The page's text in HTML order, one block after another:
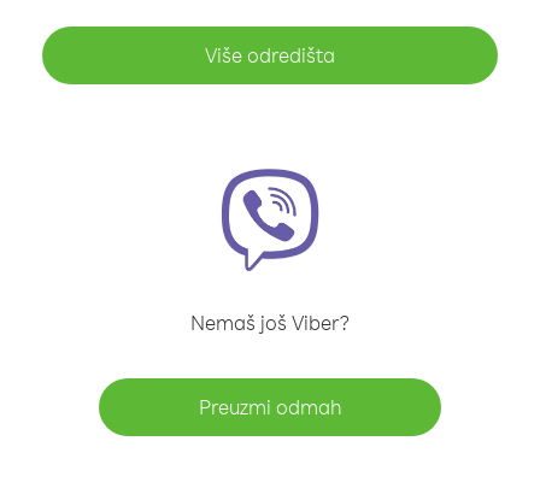
Više odredišta
Nemaš još Viber?
Preuzmi odmah